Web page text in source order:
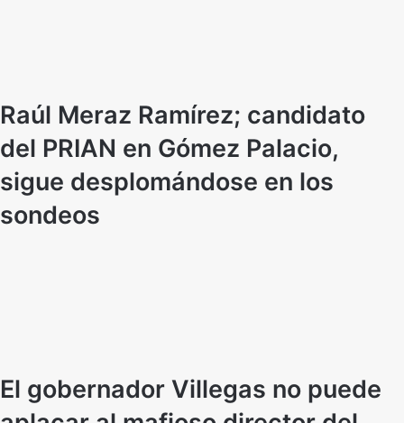
Raúl Meraz Ramírez; candidato
del PRIAN en Gómez Palacio,
sigue desplomándose en los
sondeos
El gobernador Villegas no puede